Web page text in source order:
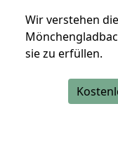
Wir verstehen
sie zu erfüllen.